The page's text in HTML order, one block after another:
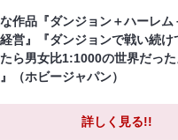
作品『ダンジョン＋ハーレ
営』『ダンジョンで戦い続け
ら男女比1:1000の世界だっ
（ホビージャパン）
詳しく見る!!